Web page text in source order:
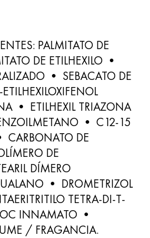
PALMITATO DE
DE ETILHEXILO •
• SEBACATO DE
• ETILHEXIL TRIAZONA
• C12-15
CARBONATO DE
DE
DÍMERO
• DROMETRIZOL
TETRA-DI-T-
INNAMATO •
/ FRAGANCIA.